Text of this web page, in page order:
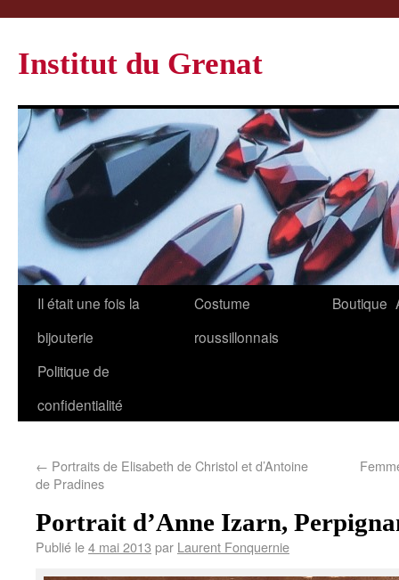
Institut du Grenat
Il était une fois la
bijouterie
Costume
roussillonnais
Boutique
Politique de
confidentialité
← Portraits de Elisabeth de Christol et d’Antoine
de Pradines
Portrait d’Anne Izarn,
Publié le4 mai 2013 par Laurent Fonquernie